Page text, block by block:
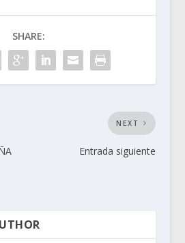
SHARE:
NEXT
Entrada siguiente